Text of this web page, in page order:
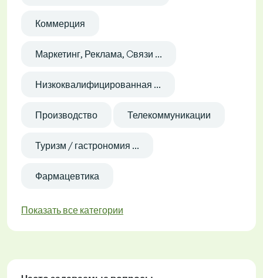
Коммерция
Маркетинг, Реклама, Cвязи ...
Низкоквалифицированная ...
Производство Телекоммуникации
Туризм / гастрономия ...
Фармацевтика
Показать все категории